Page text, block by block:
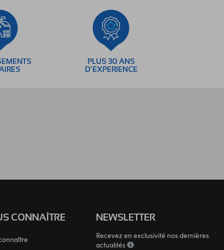
PLUS 30 ANS
D’EXPERIENCE
CONNAÎTRE NEWSLETTER
Recevez en exclusivité nos dernières
actualités